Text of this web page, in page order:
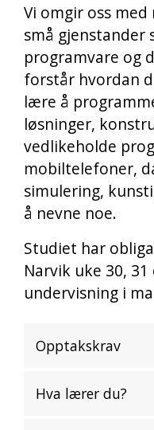
Vi omgir oss
små gjenstander
programvare og
forstår hvordan
lære å
løsninger,
vedlikeholde
mobiltelefoner,
simulering,
å nevne noe.
Studiet har
Narvik uke 30,
undervisning i
Opptakskrav
Hva lærer du?